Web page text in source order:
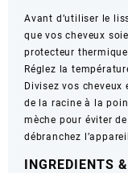
Avant d’utiliser le
que vos cheveux
protecteur
Réglez la
Divisez vos
de la racine à la
mèche pour éviter
débranchez
INGREDIENTS